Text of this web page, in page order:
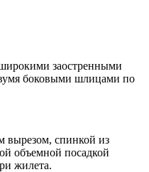
заостренными
боковыми шлицами по
вырезом, спинкой из
объемной посадкой
жилета.